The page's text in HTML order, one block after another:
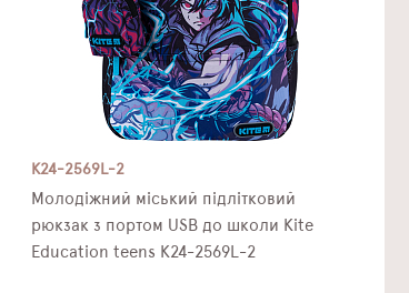
K24-2569L-2
Молодіжний міський підлітковий
рюкзак з портом USB до школи Kite
Education teens K24-2569L-2